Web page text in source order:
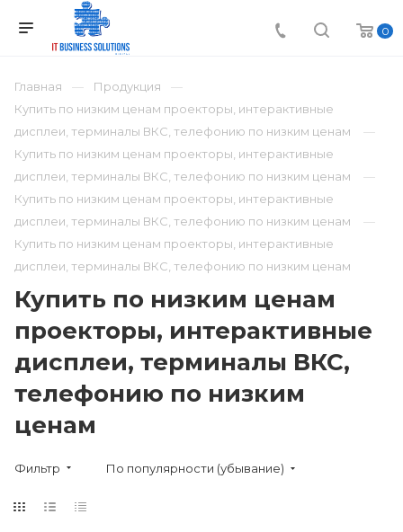
0
Главная
Продукция
Купить по низким ценам проекторы, интерактивные
дисплеи, терминалы ВКС, телефонию по низким ценам
Купить по низким ценам проекторы, интерактивные
дисплеи, терминалы ВКС, телефонию по низким ценам
Купить по низким ценам проекторы, интерактивные
дисплеи, терминалы ВКС, телефонию по низким ценам
Купить по низким ценам проекторы, интерактивные
дисплеи, терминалы ВКС, телефонию по низким ценам
Купить по низким ценам
проекторы, интерактивные
дисплеи, терминалы ВКС,
телефонию по низким
ценам
Фильтр По популярности (убывание)